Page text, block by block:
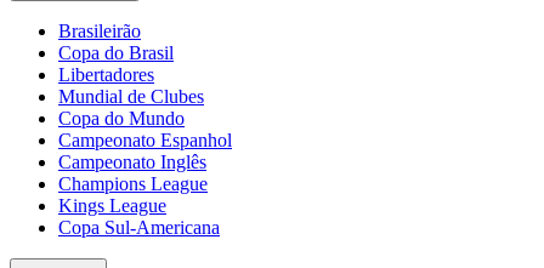
Brasileirão
Copa do Brasil
Libertadores
Mundial de Clubes
Copa do Mundo
Campeonato Espanhol
Campeonato Inglês
Champions League
Kings League
Copa Sul-Americana